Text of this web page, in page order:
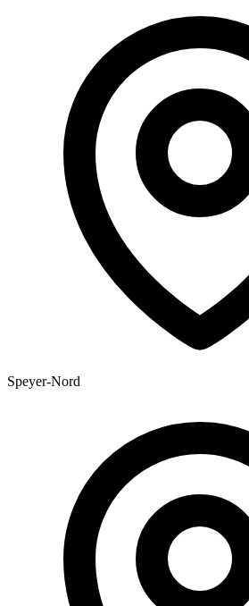
Speyer-Nord